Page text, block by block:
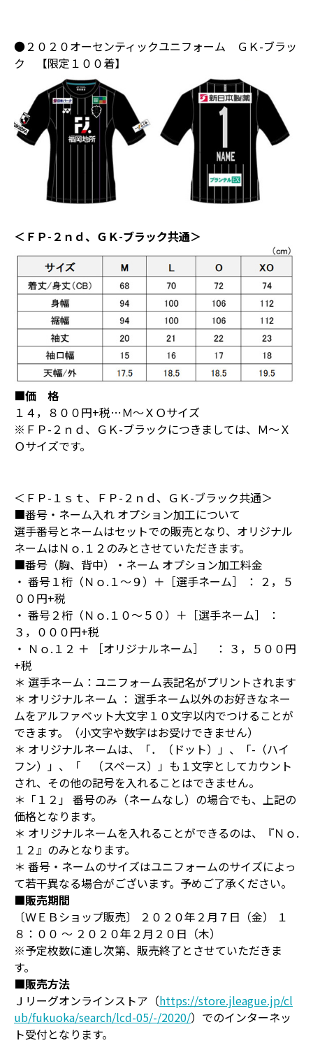
●２０２０オーセンティックユニフォーム ＧＫ-ブラッ
ク 【限定１００着】
＜ＦＰ-２ｎｄ、ＧＫ-ブラック共通＞
■価 格
１４，８００円+税…Ｍ～ＸＯサイズ
※ＦＰ-２ｎｄ、ＧＫ-ブラックにつきましては、Ｍ～Ｘ
Ｏサイズです。
＜ＦＰ-１ｓｔ、ＦＰ-２ｎｄ、ＧＫ-ブラック共通＞
■番号・ネーム入れ オプション加工について
選手番号とネームはセットでの販売となり、オリジナル
ネームはＮｏ.１２のみとさせていただきます。
■番号（胸、背中）・ネーム オプション加工料金
・ 番号１桁（Ｎｏ.１～９）＋［選手ネーム］ ： ２，５
００円+税
・ 番号２桁（Ｎｏ.１０～５０）＋［選手ネーム］ ：
３，０００円+税
・ Ｎｏ.１２ ＋ ［オリジナルネーム］ ： ３，５００円
+税
＊ 選手ネーム：ユニフォーム表記名がプリントされます
＊ オリジナルネーム ： 選手ネーム以外のお好きなネー
ムをアルファベット大文字１０文字以内でつけることが
できます。（小文字や数字はお受けできません）
＊ オリジナルネームは、「．（ドット）」、「-（ハイ
フン）」、「 （スペース）」も１文字としてカウント
され、その他の記号を入れることはできません。
＊「１２」 番号のみ（ネームなし）の場合でも、上記の
価格となります。
＊ オリジナルネームを入れることができるのは、『Ｎｏ.
１２』のみとなります。
＊ 番号・ネームのサイズはユニフォームのサイズによっ
て若干異なる場合がございます。予めご了承ください。
■販売期間
〔ＷＥＢショップ販売〕 ２０２０年２月７日（金） １
８：００ ～ ２０２０年２月２０日（木）
※予定枚数に達し次第、販売終了とさせていただきま
す。
■販売方法
Ｊリーグオンラインストア（https://store.jleague.jp/cl
ub/fukuoka/search/lcd-05/-/2020/）でのインターネッ
ト受付となります。